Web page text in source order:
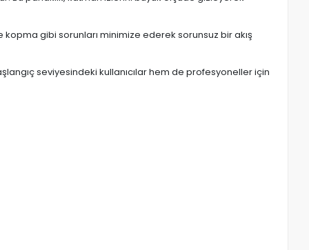
gibi sorunları minimize ederek sorunsuz bir akış
seviyesindeki kullanıcılar hem de profesyoneller için